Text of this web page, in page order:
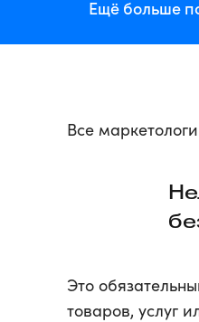
Ещё больше
Все
Это
товаров, услуг